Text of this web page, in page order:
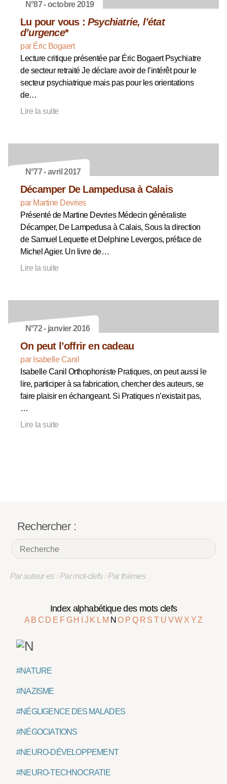
N°87 - octobre 2019
Lu pour vous : Psychiatrie, l’état
d’urgence*
par Éric Bogaert
Lecture critique présentée par Éric Bogaert Psychiatre
de secteur retraité Je déclare avoir de l’intérêt pour le
secteur psychiatrique mais pas pour les orientations
de…
Lire la suite
N°77 - avril 2017
Décamper De Lampedusa à Calais
par Martine Devries
Présenté de Martine Devries Médecin généraliste
Décamper, De Lampedusa à Calais, Sous la direction
de Samuel Lequette et Delphine Levergos, préface de
Michel Agier. Un livre de…
Lire la suite
N°72 - janvier 2016
On peut l’offrir en cadeau
par Isabelle Canil
Isabelle Canil Orthophoniste Pratiques, on peut aussi le
lire, participer à sa fabrication, chercher des auteurs, se
faire plaisir en échangeant. Si Pratiques n’existait pas,
…
Lire la suite
Rechercher :
Par auteur·es/Par mot-clefs/Par thèmes
Index alphabétique des mots clefs
A B C D E F G H J K L M NO P Q R ST U VW X YZ
#NATURE
#NAZISME
#NÉGLIGENCE DES MALADES
#NÉGOCIATIONS
#NEURO-DÉVELOPPEMENT
#NEURO-TECHNOCRATIE